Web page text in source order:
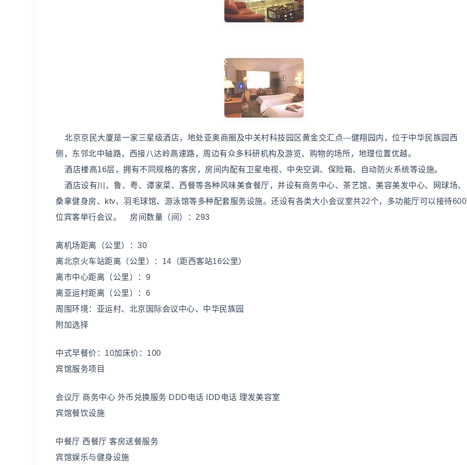
北京京民大厦是一家三星级酒店，地处亚奥商圈及中关村科技园区黄金交汇点---健翔园内，位于中华民族园西
侧，东邻北中轴路，西接八达岭高速路，周边有众多科研机构及游览、购物的场所，地理位置优越。
酒店楼高16层，拥有不同规格的客房，房间内配有卫星电视、中央空调、保险箱、自动防火系统等设施。
酒店设有川、鲁、粤、谭家菜、西餐等各种风味美食餐厅，并设有商务中心、茶艺馆、美容美发中心、网球场、
桑拿健身房、ktv、羽毛球馆、游泳馆等多种配套服务设施。还设有各类大小会议室共22个，多功能厅可以接待600
位宾客举行会议。 房间数量（间）：293
离机场距离（公里）：30
离北京火车站距离（公里）：14（距西客站16公里）
离市中心距离（公里）：9
离亚运村距离（公里）：6
周围环境：亚运村、北京国际会议中心、中华民族园
附加选择
中式早餐价：10加床价：100
宾馆服务项目
会议厅 商务中心 外币兑换服务 DDD电话 IDD电话 理发美容室
宾馆餐饮设施
中餐厅 西餐厅 客房送餐服务
宾馆娱乐与健身设施